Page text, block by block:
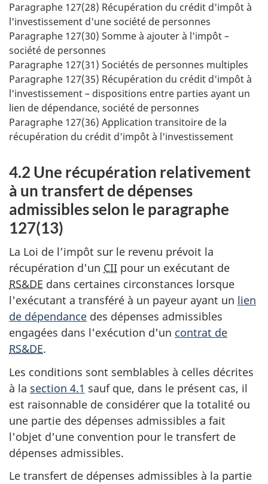
Paragraphe 127(28) Récupération du crédit d'impôt à
l'investissement d'une société de personnes
Paragraphe 127(30) Somme à ajouter à l'impôt –
société de personnes
Paragraphe 127(31) Sociétés de personnes multiples
Paragraphe 127(35) Récupération du crédit d'impôt à
l'investissement – dispositions entre parties ayant un
lien de dépendance, société de personnes
Paragraphe 127(36) Application transitoire de la
récupération du crédit d'impôt à l'investissement
4.2 Une récupération relativement
à un transfert de dépenses
admissibles selon le paragraphe
127(13)
La Loi de l’impôt sur le revenu prévoit la
récupération d'un CII pour un exécutant de
RS&DE dans certaines circonstances lorsque
l'exécutant a transféré à un payeur ayant un lien
de dépendance des dépenses admissibles
engagées dans l'exécution d'un contrat de
RS&DE.
Les conditions sont semblables à celles décrites
à la section 4.1 sauf que, dans le présent cas, il
est raisonnable de considérer que la totalité ou
une partie des dépenses admissibles a fait
l'objet d'une convention pour le transfert de
dépenses admissibles.
Le transfert de dépenses admissibles à la partie